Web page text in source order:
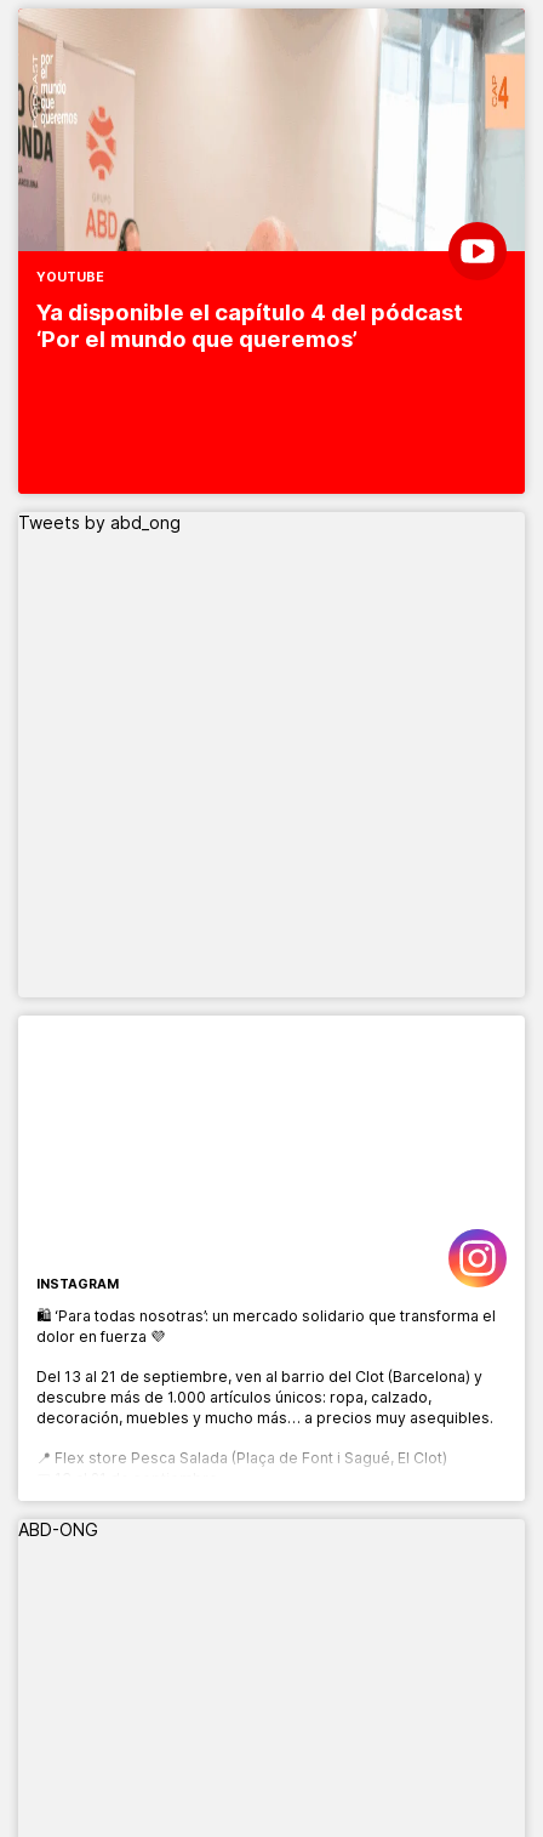
YOUTUBE
Ya disponible el capítulo 4 del pódcast
‘Por el mundo que queremos’
Tweets by abd_ong
INSTAGRAM
🛍️ ‘Para todas nosotras’: un mercado solidario que transforma el
dolor en fuerza 💜
Del 13 al 21 de septiembre, ven al barrio del Clot (Barcelona) y
descubre más de 1.000 artículos únicos: ropa, calzado,
decoración, muebles y mucho más… a precios muy asequibles.
📍 Flex store Pesca Salada (Plaça de Font i Sagué, El Clot)
🕙 10:00 a 20:00 h
ABD-ONG